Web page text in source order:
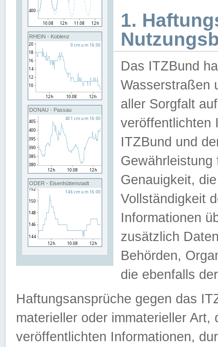
RHEIN - Koblenz
DONAU - Passau
ODER - Eisenhüttenstadt
1.
Das ITZBund
Wasserstraßen
aller Sorgfalt
veröffentlichten
ITZBund und
Genauigkeit,
Vollständigkeit
Informationen
zusätzlich
Behörden,
die ebenfalls
Haftungsansprüche gegen das
materieller oder immaterieller
veröffentlichten Informationen,